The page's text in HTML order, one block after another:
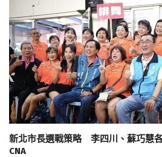
新北市長選戰策略 李四川、蘇巧慧
CNA